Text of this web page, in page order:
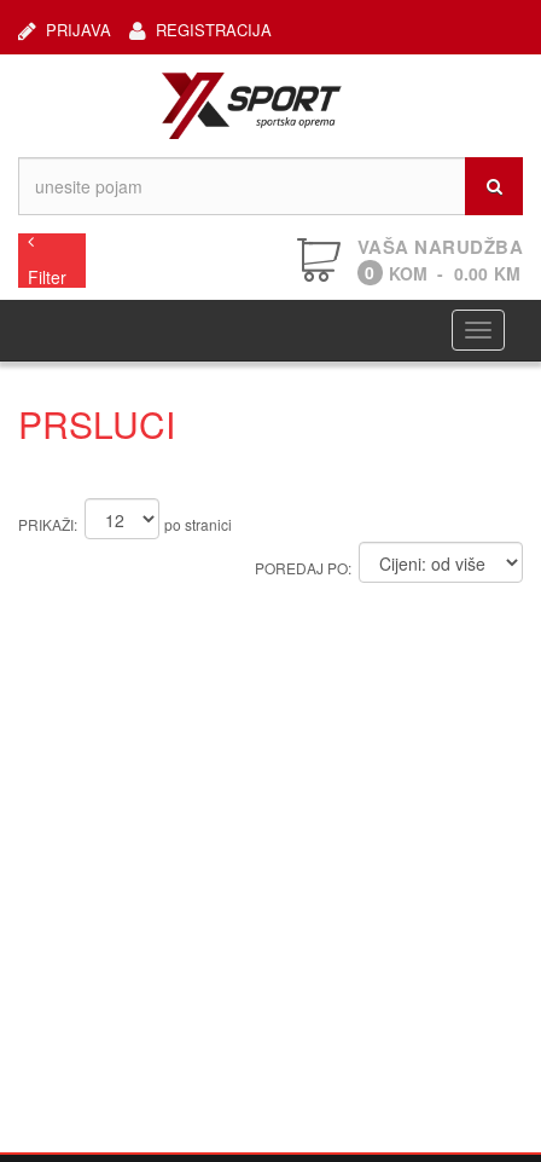
REGISTRACIJA
PRIJAVA
Filter
VAŠA NARUDŽBA
0 KOM - 0.00 KM
PRSLUCI
PRIKAŽI: po stranici
POREDAJ PO: